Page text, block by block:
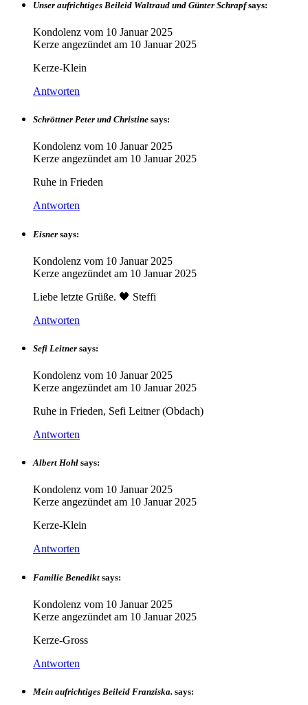
Unser aufrichtiges Beileid Waltraud und Günter Schrapf says:
Kondolenz vom 10 Januar 2025
Kerze angezündet am 10 Januar 2025
Kerze-Klein
Antworten
Schröttner Peter und Christine says:
Kondolenz vom 10 Januar 2025
Kerze angezündet am 10 Januar 2025
Ruhe in Frieden
Antworten
Eisner says:
Kondolenz vom 10 Januar 2025
Kerze angezündet am 10 Januar 2025
Liebe letzte Grüße. 🖤 Steffi
Antworten
Sefi Leitner says:
Kondolenz vom 10 Januar 2025
Kerze angezündet am 10 Januar 2025
Ruhe in Frieden, Sefi Leitner (Obdach)
Antworten
Albert Hohl says:
Kondolenz vom 10 Januar 2025
Kerze angezündet am 10 Januar 2025
Kerze-Klein
Antworten
Familie Benedikt says:
Kondolenz vom 10 Januar 2025
Kerze angezündet am 10 Januar 2025
Kerze-Gross
Antworten
Mein aufrichtiges Beileid Franziska. says: